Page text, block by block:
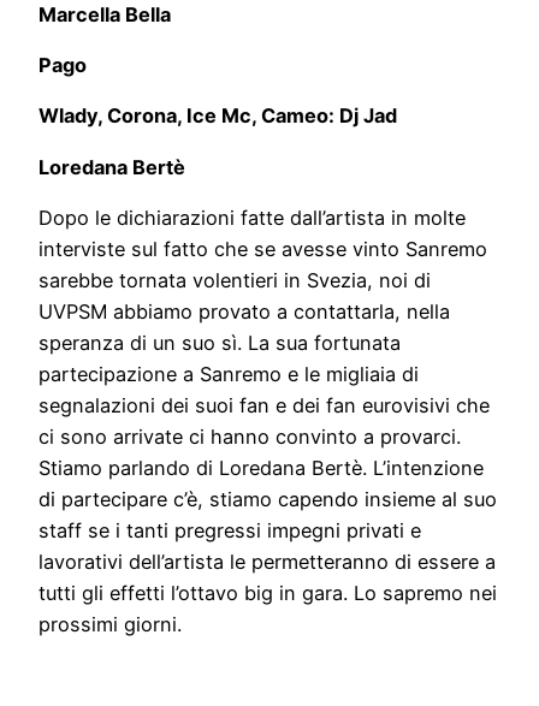
Marcella Bella
Pago
Wlady, Corona, Ice Mc, Cameo: Dj Jad
Loredana Bertè
Dopo le dichiarazioni fatte dall’artista in molte
interviste sul fatto che se avesse vinto Sanremo
sarebbe tornata volentieri in Svezia, noi di
UVPSM abbiamo provato a contattarla, nella
speranza di un suo sì. La sua fortunata
partecipazione a Sanremo e le migliaia di
segnalazioni dei suoi fan e dei fan eurovisivi che
ci sono arrivate ci hanno convinto a provarci.
Stiamo parlando di Loredana Bertè. L’intenzione
di partecipare c’è, stiamo capendo insieme al suo
staff se i tanti pregressi impegni privati e
lavorativi dell’artista le permetteranno di essere a
tutti gli effetti l’ottavo big in gara. Lo sapremo nei
prossimi giorni.